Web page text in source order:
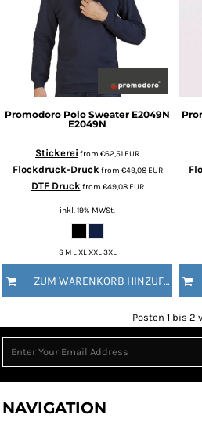
Promodoro Polo Sweater E2049N
E2049N
Stickerei from €62,51 EUR
Flockdruck-Druckfrom €49,08 EUR
DTF Druckfrom €49,08 EUR
inkl. 19% MWSt.
S M L XL XXL 3XL
ZUM WARENKORB HINZUFÜGEN
Posten 1 bis 2
NAVIGATION